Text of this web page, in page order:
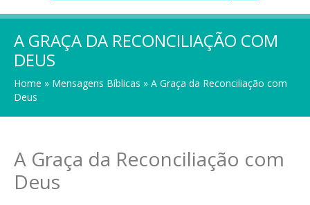
A GRAÇA DA RECONCILIAÇÃO COM
DEUS
Home » Mensagens Bíblicas » A Graça da Reconciliação com
Deus
A Graça da Reconciliação com
Deus